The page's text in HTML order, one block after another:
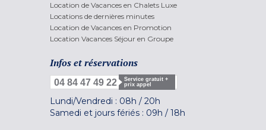
Location de Vacances en Chalets Luxe
Locations de dernières minutes
Location de Vacances en Promotion
Location Vacances Séjour en Groupe
Infos et réservations
04 84 47 49 22
Service gratuit +
prix appel
Lundi/Vendredi : 08h / 20h
Samedi et jours fériés : 09h / 18h